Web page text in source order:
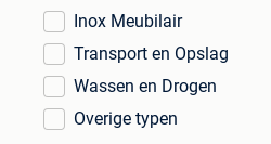
Inox Meubilair
Transport en Opslag
Wassen en Drogen
Overige typen